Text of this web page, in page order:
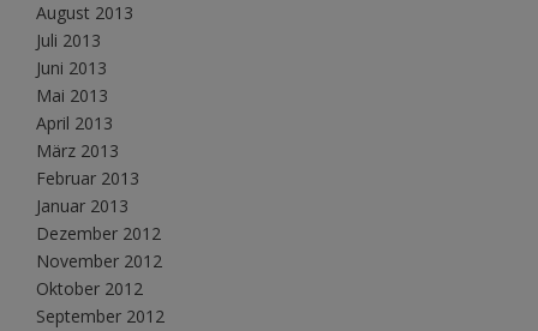
August 2013
Juli 2013
Juni 2013
Mai 2013
April 2013
März 2013
Februar 2013
Januar 2013
Dezember 2012
November 2012
Oktober 2012
September 2012